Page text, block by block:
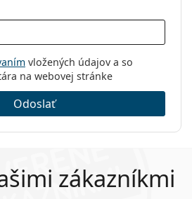
vložených údajov a so
na webovej stránke
Odoslať
zákazníkmi